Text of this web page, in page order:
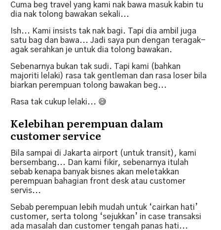
Cuma beg travel yang kami nak bawa masuk kabin tu
dia nak tolong bawakan sekali...
Ish... Kami insists tak nak bagi. Tapi dia ambil juga
satu bag dan bawa... Jadi saya pun dengan teragak-
agak serahkan je untuk dia tolong bawakan.
Sebenarnya bukan tak sudi. Tapi kami (bahkan
majoriti lelaki) rasa tak gentleman dan rasa loser bila
biarkan perempuan tolong bawakan beg...
Rasa tak cukup lelaki... 😅
Kelebihan perempuan dalam
customer service
Bila sampai di Jakarta airport (untuk transit), kami
bersembang... Dan kami fikir, sebenarnya itulah
sebab kenapa banyak bisnes akan meletakkan
perempuan bahagian front desk atau customer
servis...
Sebab perempuan lebih mudah untuk ‘cairkan hati’
customer, serta tolong ‘sejukkan’ in case transaksi
ada masalah dan customer tengah panas hati...